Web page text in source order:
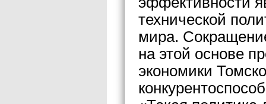
технической
мира.
на этой основе
экономики